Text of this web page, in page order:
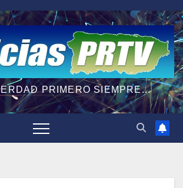
PRIMERO SIEMPRE...